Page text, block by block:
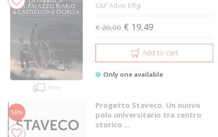
Free
C&P Adver Effigi
€ 20,00 € 19,49
Add to cart
Only one available
58%
Progetto Staveco. Un nuovo
polo universitario tra centro
storico ...